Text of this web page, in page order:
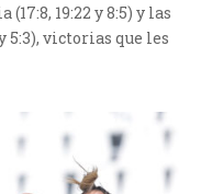
19:22 y 8:5) y las
5:3), victorias que les